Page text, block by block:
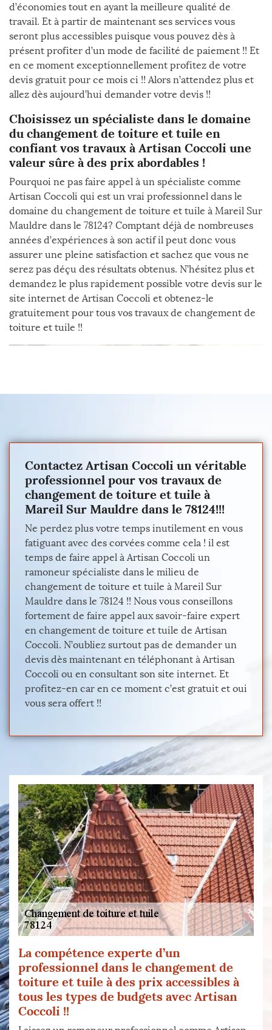
d’économies tout en ayant la meilleure qualité de
travail. Et à partir de maintenant ses services vous
seront plus accessibles puisque vous pouvez dès à
présent profiter d’un mode de facilité de paiement !! Et
en ce moment exceptionnellement profitez de votre
devis gratuit pour ce mois ci !! Alors n’attendez plus et
allez dès aujourd’hui demander votre devis !!
Choisissez un spécialiste dans le domaine
du changement de toiture et tuile en
confiant vos travaux à Artisan Coccoli une
valeur sûre à des prix abordables !
Pourquoi ne pas faire appel à un spécialiste comme
Artisan Coccoli qui est un vrai professionnel dans le
domaine du changement de toiture et tuile à Mareil Sur
Mauldre dans le 78124? Comptant déjà de nombreuses
années d’expériences à son actif il peut donc vous
assurer une pleine satisfaction et sachez que vous ne
serez pas déçu des résultats obtenus. N’hésitez plus et
demandez le plus rapidement possible votre devis sur le
site internet de Artisan Coccoli et obtenez-le
gratuitement pour tous vos travaux de changement de
toiture et tuile !!
Contactez Artisan Coccoli un véritable
professionnel pour vos travaux de
changement de toiture et tuile à
Mareil Sur Mauldre dans le 78124!!!
Ne perdez plus votre temps inutilement en vous
fatiguant avec des corvées comme cela ! il est
temps de faire appel à Artisan Coccoli un
ramoneur spécialiste dans le milieu de
changement de toiture et tuile à Mareil Sur
Mauldre dans le 78124 !! Nous vous conseillons
fortement de faire appel aux savoir-faire expert
en changement de toiture et tuile de Artisan
Coccoli. N’oubliez surtout pas de demander un
devis dès maintenant en téléphonant à Artisan
Coccoli ou en consultant son site internet. Et
profitez-en car en ce moment c’est gratuit et oui
vous sera offert !!
La compétence experte d’un
professionnel dans le changement de
toiture et tuile à des prix accessibles à
tous les types de budgets avec Artisan
Coccoli !!